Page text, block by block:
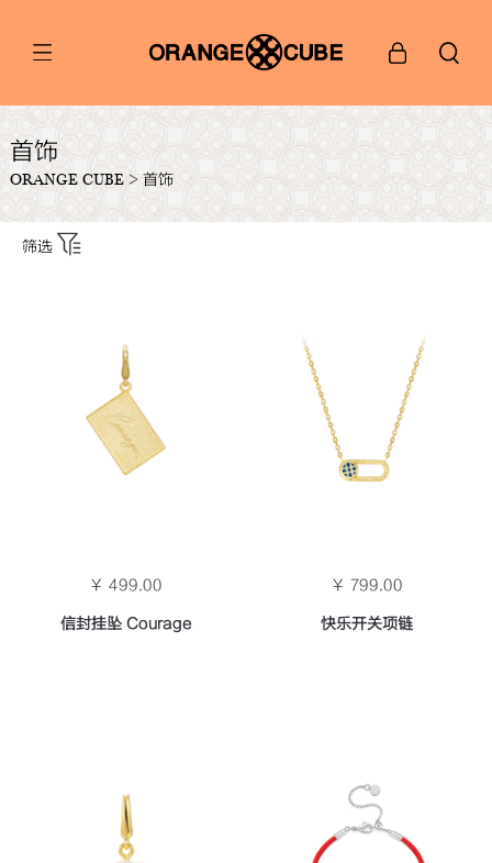
首饰
ORANGE CUBE>首饰
筛选
￥ 499.00
信封挂坠 Courage
￥ 799.00
快乐开关项链